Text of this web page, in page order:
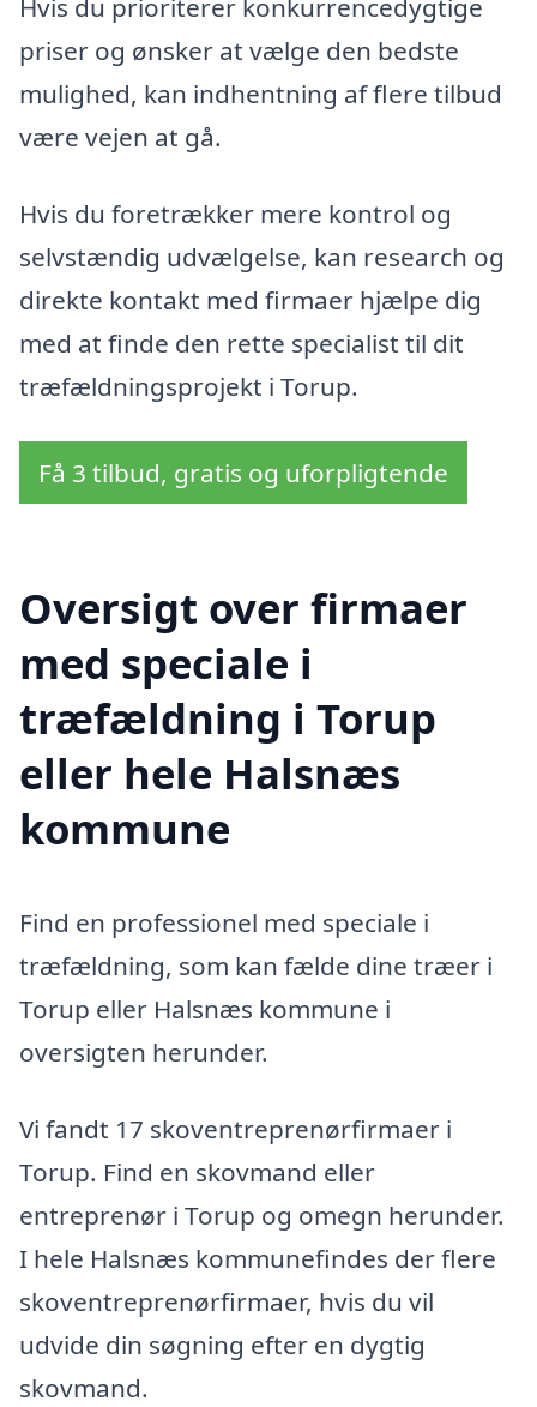
Hvis du prioriterer konkurrencedygtige
priser og ønsker at vælge den bedste
mulighed, kan indhentning af flere tilbud
være vejen at gå.
Hvis du foretrækker mere kontrol og
selvstændig udvælgelse, kan research og
direkte kontakt med firmaer hjælpe dig
med at finde den rette specialist til dit
træfældningsprojekt i Torup.
Få 3 tilbud, gratis og uforpligtende
Oversigt over firmaer
med speciale i
træfældning i Torup
eller hele Halsnæs
kommune
Find en professionel med speciale i
træfældning, som kan fælde dine træer i
Torup eller Halsnæs kommune i
oversigten herunder.
Vi fandt 17 skoventreprenørfirmaer i
Torup. Find en skovmand eller
entreprenør i Torup og omegn herunder.
I hele Halsnæs kommunefindes der flere
skoventreprenørfirmaer, hvis du vil
udvide din søgning efter en dygtig
skovmand.